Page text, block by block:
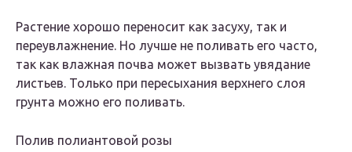
Растение хорошо переносит как засуху, так и
переувлажнение. Но лучше не поливать его часто,
так как влажная почва может вызвать увядание
листьев. Только при пересыхания верхнего слоя
грунта можно его поливать.
Полив полиантовой розы